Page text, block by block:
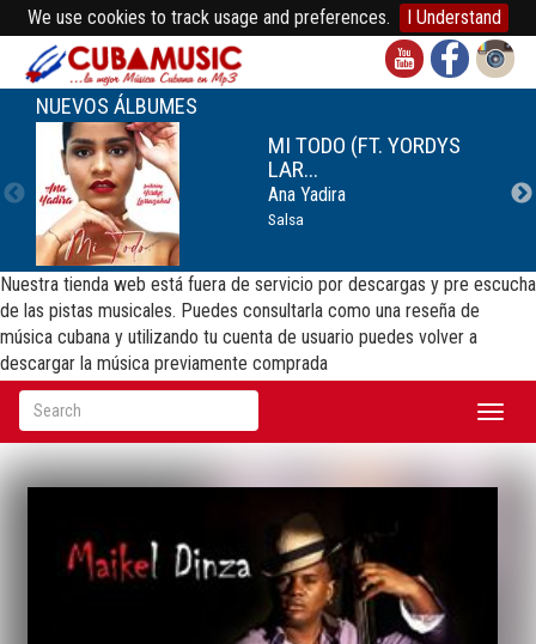
We use cookies to track usage and preferences. I Understand
NUEVOS ÁLBUMES
MI TODO (FT. YORDYS
LAR...
Ana Yadira
Salsa
Nuestra tienda web está fuera de servicio por descargas y pre escucha
de las pistas musicales. Puedes consultarla como una reseña de
música cubana y utilizando tu cuenta de usuario puedes volver a
descargar la música previamente comprada